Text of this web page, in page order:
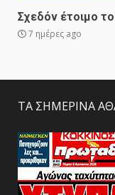
Σχεδόν έτοιμο
7 ημέρες ago
ΤΑ ΣΗΜΕΡΙΝΑ